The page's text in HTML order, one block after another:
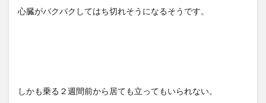
心臓がバクバクしてはち切れそうになるそうです。
しかも乗る２週間前から居ても立ってもいられない。